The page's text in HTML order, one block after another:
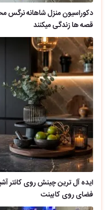
دکوراسیون منزل شاهانه نرگس
قصه ها زندگی میکنند
ایده آل ترین چینش روی کانتر
فضای روی کابینت